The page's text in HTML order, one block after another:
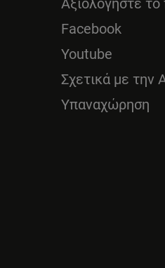
Αξιολογήστε το
Facebook
Youtube
Σχετικά με την
Υπαναχώρηση